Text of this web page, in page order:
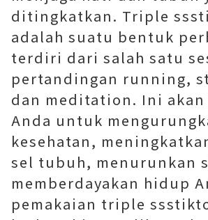
ditingkatkan. Triple
adalah suatu bentuk
terdiri dari salah satu
pertandingan running,
dan meditation. Ini akan
Anda untuk
kesehatan,
sel tubuh, menurunkan
memberdayakan hidup
pemakaian triple